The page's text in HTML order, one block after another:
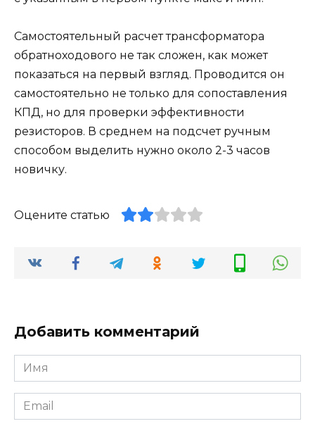
Самостоятельный расчет трансформатора
обратноходового не так сложен, как может
показаться на первый взгляд. Проводится он
самостоятельно не только для сопоставления
КПД, но для проверки эффективности
резисторов. В среднем на подсчет ручным
способом выделить нужно около 2-3 часов
новичку.
Оцените статью
Добавить комментарий
Имя
*
Email
*